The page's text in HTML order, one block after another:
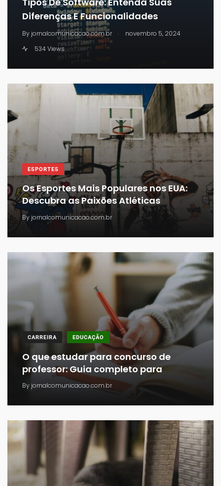
Diferenças E Funcionalidades
By jornalcomunicacao.com.br .
novembro 5, 2024
534 Views
ESPORTES
Os Esportes Mais Populares nos EUA:
Descubra as Paixões Atléticas
By jornalcomunicacao.com.br
CARREIRA EDUCAÇÃO
O que estudar para concurso de
professor: Guia completo para
By jornalcomunicacao.com.br